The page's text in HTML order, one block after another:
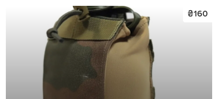
₴160